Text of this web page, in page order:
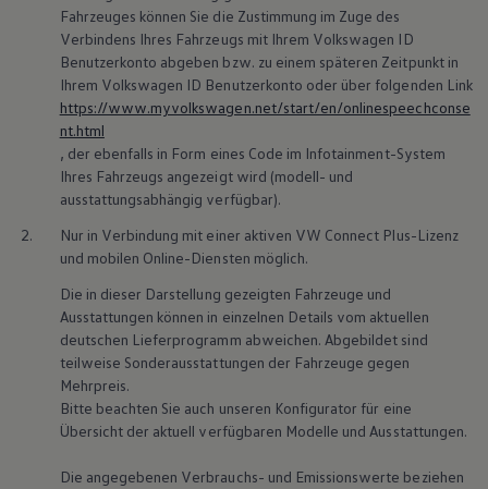
Bulli Magazin
Fahrzeugabholung ab Werk
Uptime
Fahrzeuges können Sie die Zustimmung im Zuge des
Verbindens Ihres Fahrzeugs mit Ihrem Volkswagen ID
Benutzerkonto abgeben bzw. zu einem späteren Zeitpunkt in
Ihrem Volkswagen ID Benutzerkonto oder über folgenden Link
https://www.myvolkswagen.net/start/en/onlinespeechconse
nt.html
, der ebenfalls in Form eines Code im Infotainment-System
Ihres Fahrzeugs angezeigt wird (modell- und
ausstattungsabhängig verfügbar).
2.
Nur in Verbindung mit einer aktiven VW Connect Plus-Lizenz
und mobilen Online-Diensten möglich.
Die in dieser Darstellung gezeigten Fahrzeuge und
Ausstattungen können in einzelnen Details vom aktuellen
deutschen Lieferprogramm abweichen. Abgebildet sind
teilweise Sonderausstattungen der Fahrzeuge gegen
Mehrpreis.
Bitte beachten Sie auch unseren Konfigurator für eine
Übersicht der aktuell verfügbaren Modelle und Ausstattungen.
Die angegebenen Verbrauchs- und Emissionswerte beziehen